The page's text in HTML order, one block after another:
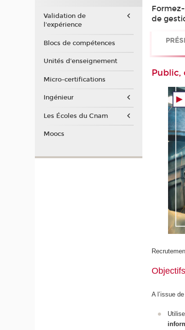
de
Public,
Objectifs
A l’issue
Validation de
l'expérience
Blocs de compétences
Unités d'enseignement
Micro-certifications
Ingénieur
Les Écoles du Cnam
Moocs